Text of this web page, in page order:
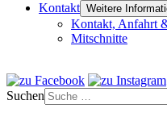
Kontakt Weitere
Kontakt, Anfahrt
Mitschnitte
Suchen